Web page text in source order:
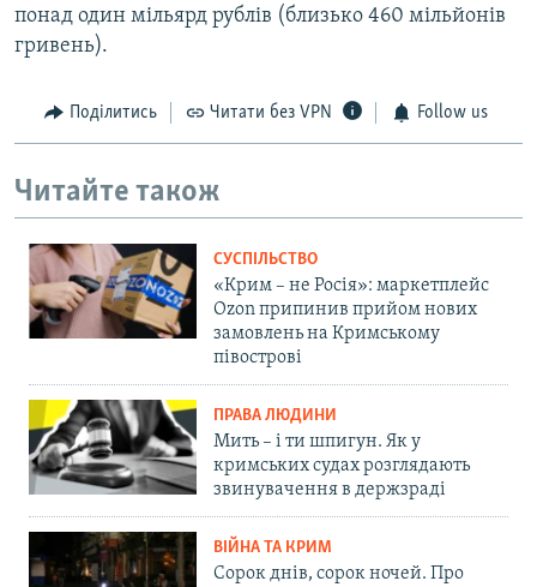
понад один мільярд рублів (близько 460 мільйонів
гривень).
Поділитись Читати без VPN Follow us
Читайте також
СУСПІЛЬСТВО
«Крим – не Росія»: маркетплейс
Ozon припинив прийом нових
замовлень на Кримському
півострові
ПРАВА ЛЮДИНИ
Мить – і ти шпигун. Як у
кримських судах розглядають
звинувачення в держзраді
ВІЙНА ТА КРИМ
Сорок днів, сорок ночей. Про